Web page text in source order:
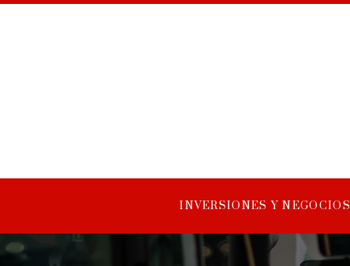
INVERSIONES Y NEGOCIOS